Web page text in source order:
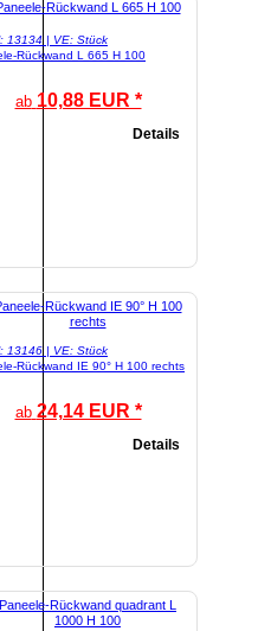
13134 | VE: Stück
Rückwand L 665 H 100
ab 10,88 EUR *
Details
13146 | VE: Stück
Rückwand IE 90° H 100 rechts
ab 24,14 EUR *
Details